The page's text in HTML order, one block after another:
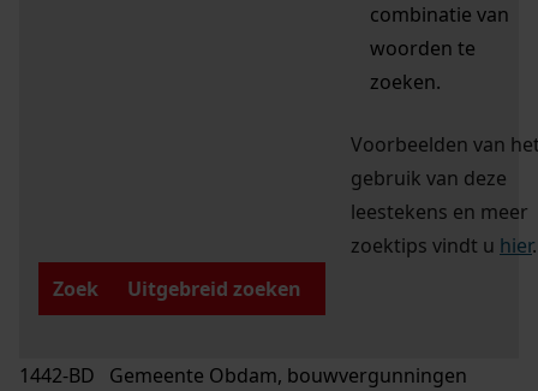
combinatie van
woorden te
zoeken.
Voorbeelden van
gebruik van deze
leestekens en meer
zoektips vindt u hier.
Zoek
Uitgebreid zoeken
1442-BD Gemeente Obdam, bouwvergunningen